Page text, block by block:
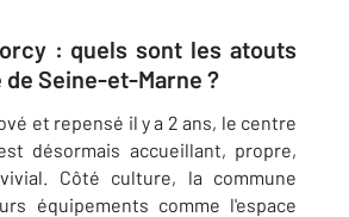
: quels sont les atouts
Seine-et-Marne ?
et repensé il y a 2 ans, le centre
désormais accueillant, propre,
Côté culture, la commune
équipements comme l'espace